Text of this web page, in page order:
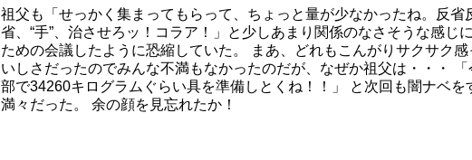
祖父も「せっかく集まってもらって、ちょっと量が少なかったね。反省
省、“手”、治させろッ！コラア！」と少しあまり関係のなさそうな感じ
ための会議したように恐縮していた。 まあ、どれもこんがりサクサク感
いしさだったのでみんな不満もなかったのだが、なぜか祖父は・・・ 「
部で34260キログラムぐらい具を準備しとくね！！」 と次回も闇ナベを
満々だった。 余の顔を見忘れたか！